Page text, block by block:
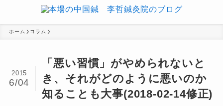
ホーム コラム
「悪い習慣」がやめられないと
き、それがどのように悪いのか
知ることも大事(2018-02-14修正)
2015
6/04